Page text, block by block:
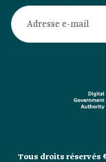
Tous droits réservés